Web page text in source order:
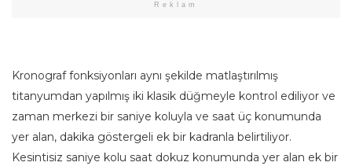
Reklam
Kronograf fonksiyonları aynı şekilde matlaştırılmış
titanyumdan yapılmış iki klasik düğmeyle kontrol ediliyor ve
zaman merkezi bir saniye koluyla ve saat üç konumunda
yer alan, dakika göstergeli ek bir kadranla belirtiliyor.
Kesintisiz saniye kolu saat dokuz konumunda yer alan ek bir